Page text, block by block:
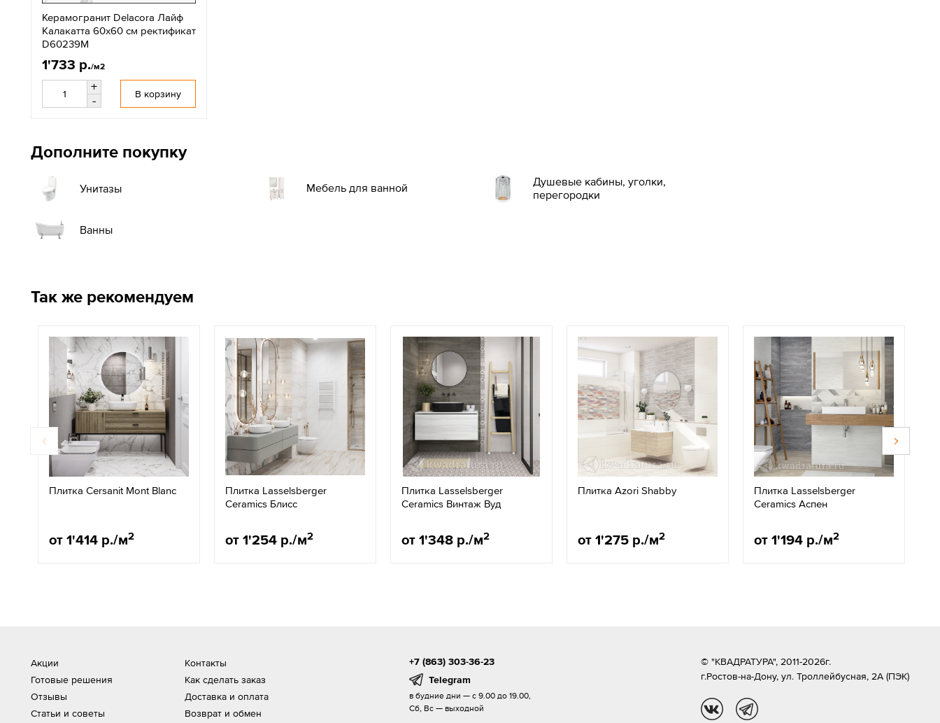
Керамогранит Delacora Лайф
Калакатта 60x60 см ректификат
D60239M
1'733 р./м2
+
-
В корзину
Дополните покупку
Унитазы Мебель для ванной
Душевые кабины, уголки,
перегородки
Ванны
Так же рекомендуем
Плитка Cersanit Mont Blanc
от 1'414 р./м2
Плитка Lasselsberger
Ceramics Блисс
от 1'254 р./м2
Плитка Lasselsberger
Ceramics Винтаж Вуд
от 1'348 р./м2
Плитка Azori Shabby
от 1'275 р./м2
Плитка Lasselsberger
Ceramics Аспен
от 1'194 р./м2
Акции
Готовые решения
Отзывы
Статьи и советы
Контакты
Как сделать заказ
Доставка и оплата
Возврат и обмен
+7 (863) 303-36-23
Telegram
в будние дни — с 9.00 до 19.00,
Сб, Вс — выходной
© "КВАДРАТУРА", 2011-2026г.
г.Ростов-на-Дону, ул. Троллейбусная, 2А (ПЭК)